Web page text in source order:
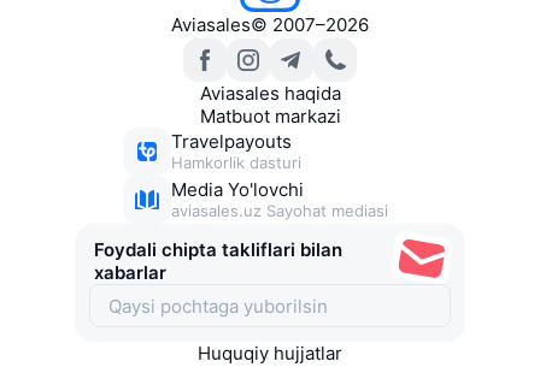
Aviasales© 2007–2026
Aviasales haqida
Matbuot markazi
Travelpayouts
Hamkorlik dasturi
Media Yo'lovchi
aviasales.uz Sayohat mediasi
Foydali chipta takliflari bilan
xabarlar
Huquqiy hujjatlar